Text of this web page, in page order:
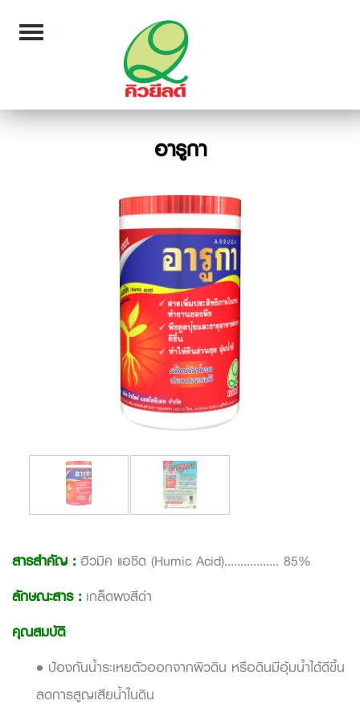
Toggle
อารูกา
สารสำคัญ : ฮิวมิค แอซิด (Humic Acid)................. 85%
ลักษณะสาร : เกล็ดผงสีดำ
คุณสมบัติ
• ป้องกันน้ำระเหยตัวออกจากผิวดิน หรือดินมีอุ้มน้ำได้ดีขึ้น
ลดการสูญเสียน้ำในดิน